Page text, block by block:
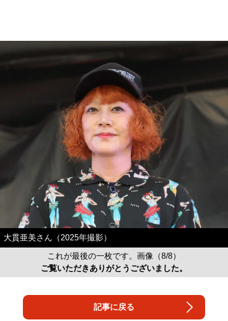
大貫亜美さん（2025年撮影）
これが最後の一枚です。画像（8/8）
ご覧いただきありがとうございました。
記事に戻る